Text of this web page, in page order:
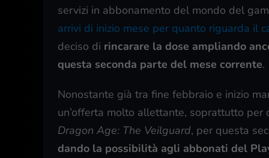
servizi in abbonamento del mondo del
arrivi di inizio mese per quanto riguarda il
deciso di rincarare la dose ampliando
questa seconda parte del mese corrente.
Nonostante già tra fine febbraio e inizio
un’offerta molto allettante, soprattutto
Dragon Age: The Veilguard, per questa
dando la possibilità agli abbonati del